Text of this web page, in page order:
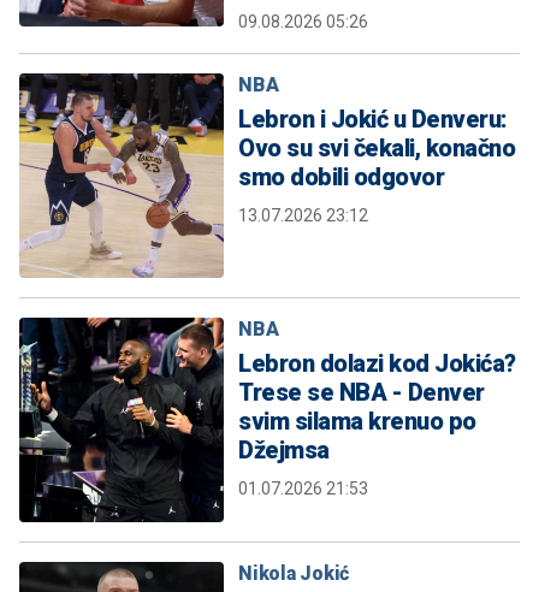
09.08.2026 05:26
NBA
Lebron i Jokić u Denveru:
Ovo su svi čekali, konačno
smo dobili odgovor
13.07.2026 23:12
NBA
Lebron dolazi kod Jokića?
Trese se NBA - Denver
svim silama krenuo po
Džejmsa
01.07.2026 21:53
Nikola Jokić